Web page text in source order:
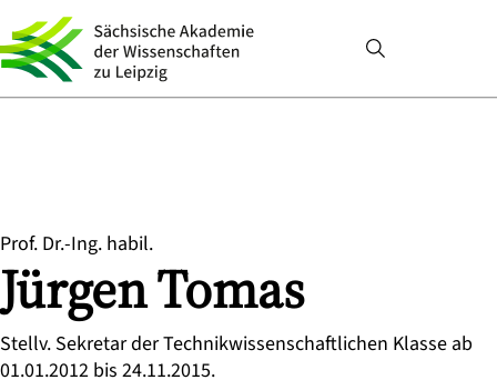
Prof. Dr.-Ing. habil.
JürgenTomas
Stellv. Sekretar der Technikwissenschaftlichen Klasse ab
01.01.2012 bis 24.11.2015.